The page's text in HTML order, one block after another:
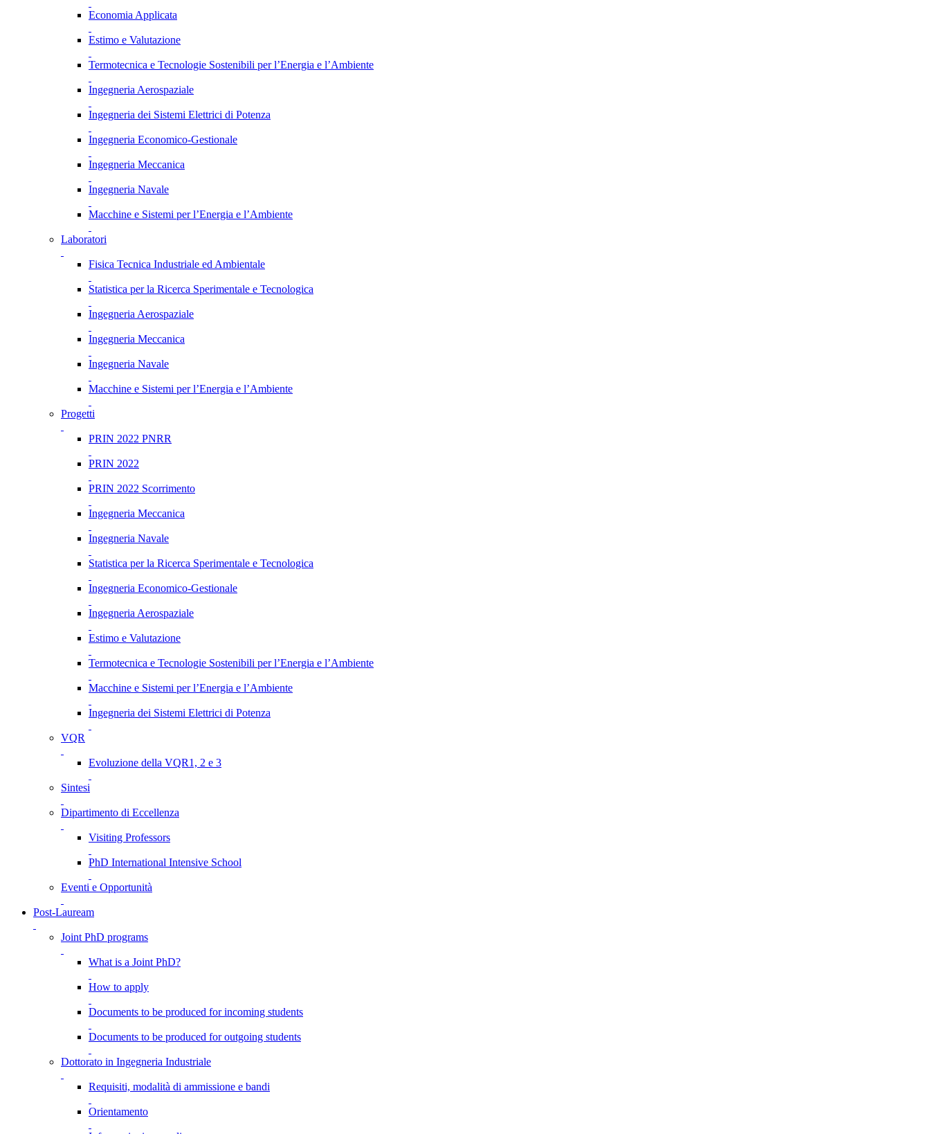
Economia Applicata
Estimo e Valutazione
Termotecnica e Tecnologie Sostenibili per l’Energia e l’Ambiente
Ingegneria Aerospaziale
Ingegneria dei Sistemi Elettrici di Potenza
Ingegneria Economico-Gestionale
Ingegneria Meccanica
Ingegneria Navale
Macchine e Sistemi per l’Energia e l’Ambiente
Laboratori
Fisica Tecnica Industriale ed Ambientale
Statistica per la Ricerca Sperimentale e Tecnologica
Ingegneria Aerospaziale
Ingegneria Meccanica
Ingegneria Navale
Macchine e Sistemi per l’Energia e l’Ambiente
Progetti
PRIN 2022 PNRR
PRIN 2022
PRIN 2022 Scorrimento
Ingegneria Meccanica
Ingegneria Navale
Statistica per la Ricerca Sperimentale e Tecnologica
Ingegneria Economico-Gestionale
Ingegneria Aerospaziale
Estimo e Valutazione
Termotecnica e Tecnologie Sostenibili per l’Energia e l’Ambiente
Macchine e Sistemi per l’Energia e l’Ambiente
Ingegneria dei Sistemi Elettrici di Potenza
VQR
Evoluzione della VQR1, 2 e 3
Sintesi
Dipartimento di Eccellenza
Visiting Professors
PhD International Intensive School
Eventi e Opportunità
Post-Lauream
Joint PhD programs
What is a Joint PhD?
How to apply
Documents to be produced for incoming students
Documents to be produced for outgoing students
Dottorato in Ingegneria Industriale
Requisiti, modalità di ammissione e bandi
Orientamento